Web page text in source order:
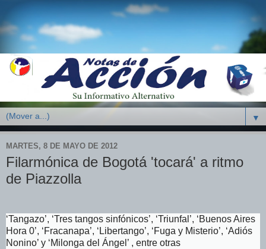
▼
MARTES, 8 DE MAYO DE 2012
Filarmónica de Bogotá 'tocará' a ritmo
de Piazzolla
‘Tangazo’, ‘Tres tangos sinfónicos’, ‘Triunfal’, ‘Buenos Aires
Hora 0’, ‘Fracanapa’, ‘Libertango’, ‘Fuga y Misterio’, ‘Adiós
Nonino’ y ‘Milonga del Ángel’ , entre otras